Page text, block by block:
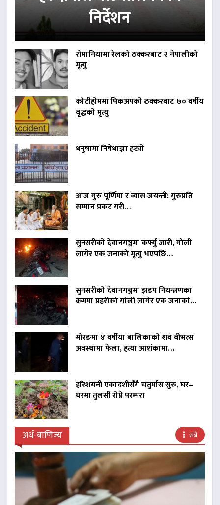
निर्देशन
रोमानियामा रेलको ठक्करबाट २ नेपालीको
मृत्यु
कोटीहोममा पिकअपको ठक्करबाट ७० वर्षीय
वृद्धको मृत्यु
धनुषामा निषेधाज्ञा हट्यो
आज गुरु पूर्णिमा र व्यास जयन्ती: गुरुप्रति
सम्मान प्रकट गरी…
सुनसरीको देवानगञ्जमा कर्फ्यु जारी, गोली
लागेर एक जनाको मृत्यु भएपछि…
सुनसरीको देवानगञ्जमा झडप नियन्त्रणका
क्रममा प्रहरीको गोली लागेर एक जनाको…
मोरङमा ४ वर्षीया बालिकाको शव बीभत्स
अवस्थामा फेला, हत्या आशंकामा…
हरिशयनी एकादशीसँगै चतुर्मास सुरु, घर–
घरमा तुलसी रोप्ने परम्परा
अर्थ-बाणिज्य सबै